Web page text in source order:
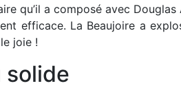
qu’il a composé avec
efficace. La Beaujoire a
joie !
solide